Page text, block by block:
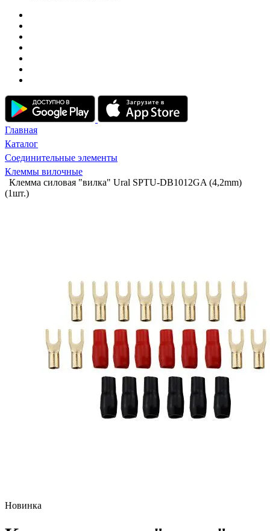
Главная
Каталог
Соединительные элементы
Клеммы вилочные
Клемма силовая "вилка" Ural SPTU-DB1012GA (4,2mm)
(1шт.)
Новинка